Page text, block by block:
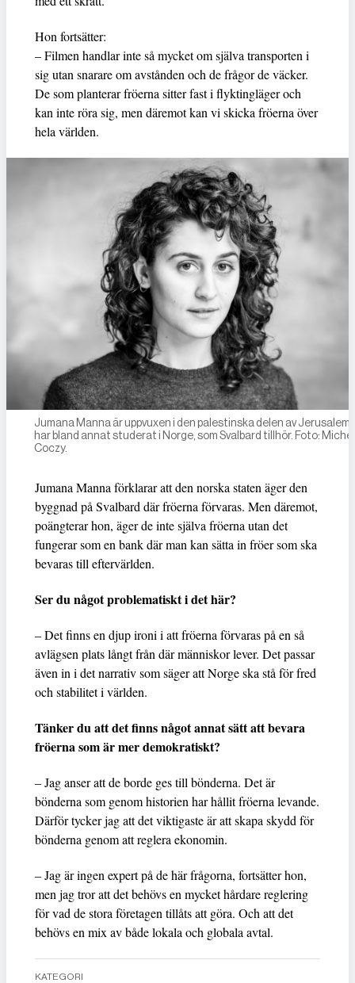
Hon fortsätter:
– Filmen handlar inte så mycket om själva transporten i
sig utan snarare om avstånden och de frågor de väcker.
De som planterar fröerna sitter fast i flyktingläger och
kan inte röra sig, men däremot kan vi skicka fröerna över
hela världen.
Jumana Manna är uppvuxen i den palestinska delen av Jerusalem
har bland annat studerat i Norge, som Svalbard tillhör. Foto: Michel
Coczy.
Jumana Manna förklarar att den norska staten äger den
byggnad på Svalbard där fröerna förvaras. Men däremot,
poängterar hon, äger de inte själva fröerna utan det
fungerar som en bank där man kan sätta in fröer som ska
bevaras till eftervärlden.
Ser du något problematiskt i det här?
– Det finns en djup ironi i att fröerna förvaras på en så
avlägsen plats långt från där människor lever. Det passar
även in i det narrativ som säger att Norge ska stå för fred
och stabilitet i världen.
Tänker du att det finns något annat sätt att bevara
fröerna som är mer demokratiskt?
– Jag anser att de borde ges till bönderna. Det är
bönderna som genom historien har hållit fröerna levande.
Därför tycker jag att det viktigaste är att skapa skydd för
bönderna genom att reglera ekonomin.
– Jag är ingen expert på de här frågorna, fortsätter hon,
men jag tror att det behövs en mycket hårdare reglering
för vad de stora företagen tillåts att göra. Och att det
behövs en mix av både lokala och globala avtal.
KATEGORI